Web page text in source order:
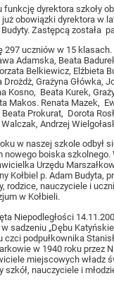
funkcję dyrektora szkoły
już obowiązki dyrektora w
Zastępcą została
297 uczniów w 15 klasach.
Adamska, Beata
Belkiewicz, Elżbieta
Drożdż, Grażyna Główka,
Kosno, Beata Kurek,
Makos. Renata Mazek,
Prokurat, Dorota
Andrzej
w naszej szkole odbył
nowego boiska
Urzędu
Kołbiel p. Adam Budyta,
rodzice, nauczyciele i
w Kołbieli.
Niepodległości
sadzeniu „Dębu
podpułkownika
w 1940 roku przez
miejscowych władz
nauczyciele i